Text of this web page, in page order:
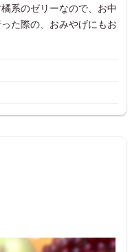
系のゼリーなので、お中
た際の、おみやげにもお